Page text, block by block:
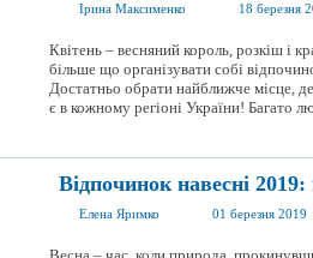
Ірина Максименко 18 березня
Квітень – весняний король, розкіш і
більше що організувати собі
Достатньо обрати найближче місце,
є в кожному регіоні України! Багато
Відпочинок навесні
Елена Яримко 01 березня 2019